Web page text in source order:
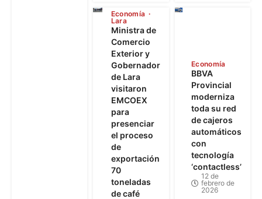
Economía
Lara
Ministra de
Comercio
Exterior y
Gobernador
de Lara
visitaron
EMCOEX
para
presenciar
el proceso
de
exportación
70
toneladas
de café
Economía
BBVA
Provincial
moderniza
toda su red
de cajeros
automáticos
con
tecnología
‘contactless’
12 de
febrero de
2026